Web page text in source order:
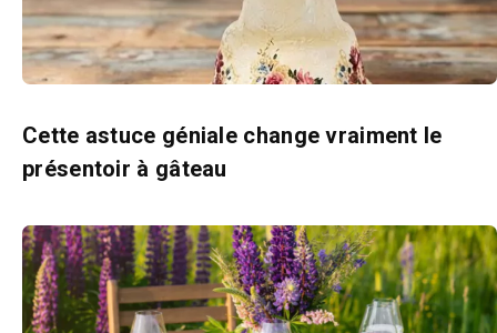
Cette astuce géniale change vraiment le
présentoir à gâteau